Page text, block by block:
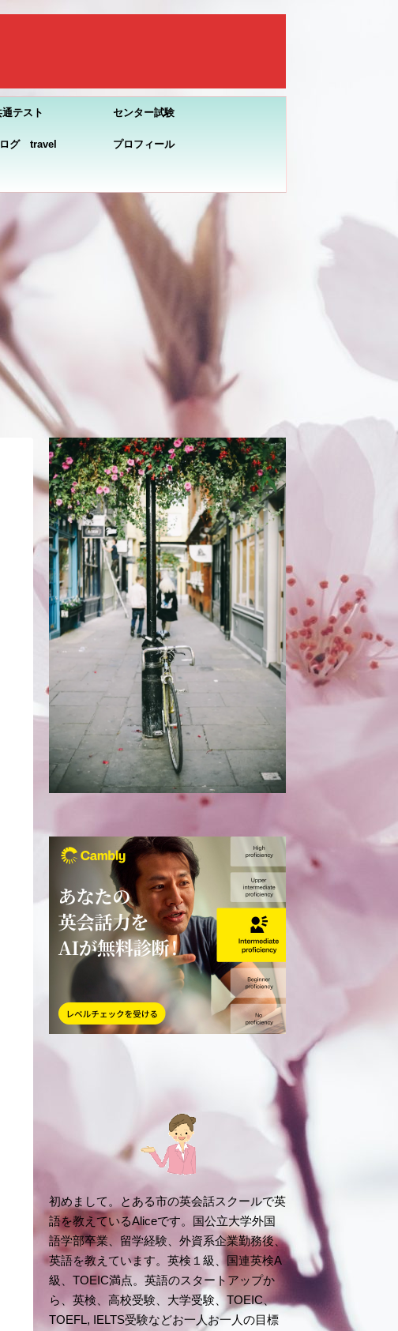
通テスト センター試験
グ travel プロフィール
初めまして。とある市の英会話スクールで英
語を教えているAliceです。国公立大学外国
語学部卒業、留学経験、外資系企業勤務後、
英語を教えています。英検１級、国連英検A
級、TOEIC満点。英語のスタートアップか
ら、英検、高校受験、大学受験、TOEIC、
TOEFL, IELTS受験などお一人お一人の目標